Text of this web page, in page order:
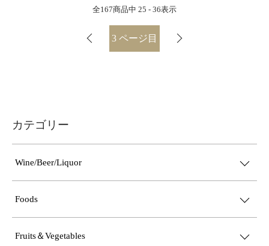
全167商品中 25 - 36表示
3 ページ目
カテゴリー
Wine/Beer/Liquor
Foods
Fruits＆Vegetables